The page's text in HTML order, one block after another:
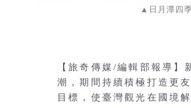
▲日月潭四
【旅奇傳媒/編輯部報導
潮，期間持續積極打造更
目標，使臺灣觀光在國境